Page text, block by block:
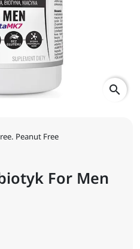
search
Peanut Free
For Men